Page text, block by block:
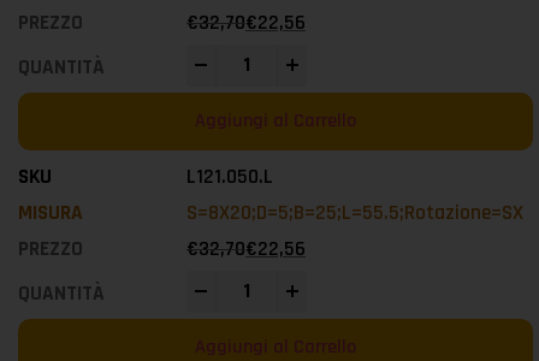
€32,70€22,56
Aggiungi al Carrello
L121.050.L
S=8X20;D=5;B=25;L=55.5;Rotazione=SX
€32,70€22,56
Aggiungi al Carrello